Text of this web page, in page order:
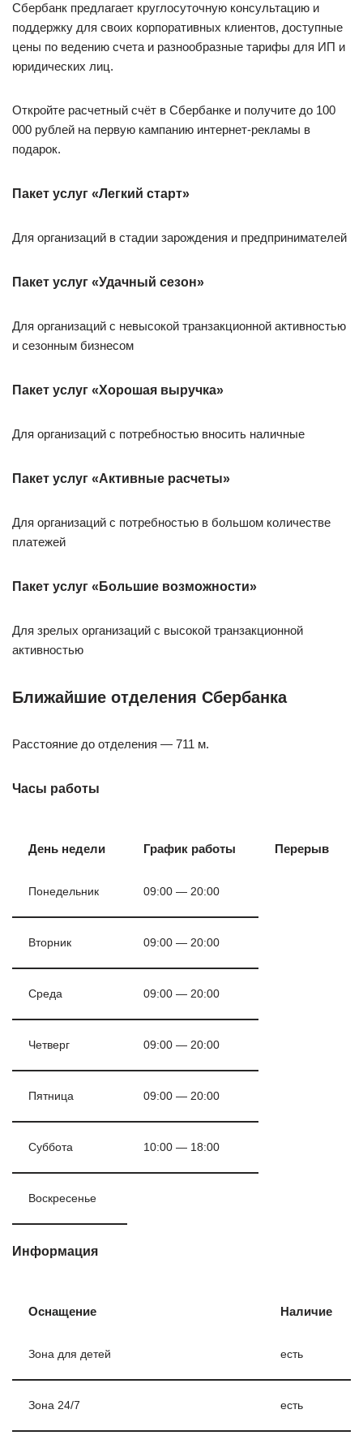
Сбербанк предлагает круглосуточную консультацию и
поддержку для своих корпоративных клиентов, доступные
цены по ведению счета и разнообразные тарифы для ИП и
юридических лиц.
Откройте расчетный счёт в Сбербанке и получите до 100
000 рублей на первую кампанию интернет-рекламы в
подарок.
Пакет услуг «Легкий старт»
Для организаций в стадии зарождения и предпринимателей
Пакет услуг «Удачный сезон»
Для организаций с невысокой транзакционной активностью
и сезонным бизнесом
Пакет услуг «Хорошая выручка»
Для организаций с потребностью вносить наличные
Пакет услуг «Активные расчеты»
Для организаций с потребностью в большом количестве
платежей
Пакет услуг «Большие возможности»
Для зрелых организаций с высокой транзакционной
активностью
Ближайшие отделения Сбербанка
Расстояние до отделения — 711 м.
Часы работы
День недели График работы Перерыв
Понедельник 09:00 — 20:00
Вторник 09:00 — 20:00
Среда 09:00 — 20:00
Четверг 09:00 — 20:00
Пятница 09:00 — 20:00
Суббота 10:00 — 18:00
Воскресенье
Информация
Оснащение Наличие
Зона для детей есть
Зона 24/7 есть